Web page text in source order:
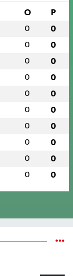
O P
0 0
0 0
0 0
0 0
0 0
0 0
0 0
0 0
0 0
0 0